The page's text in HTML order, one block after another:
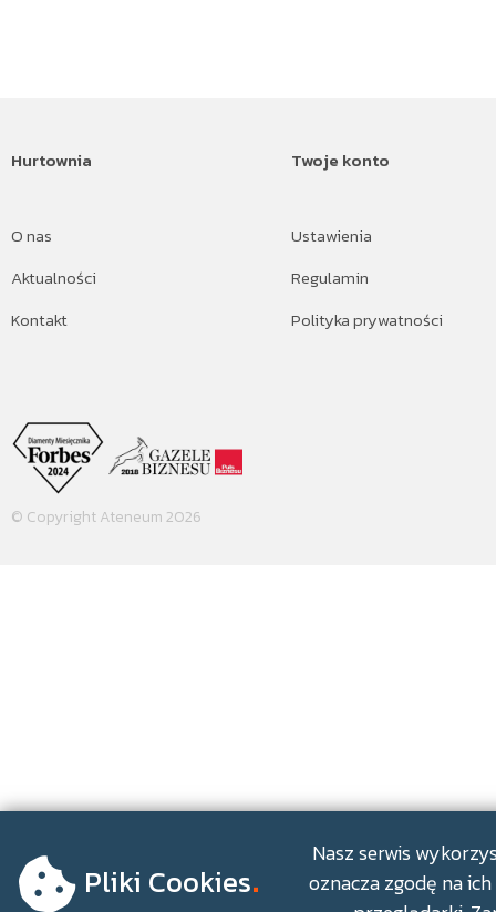
Hurtownia
O nas
Aktualności
Kontakt
Twoje konto
Ustawienia
Regulamin
Polityka prywatności
© Copyright Ateneum 2026
Pliki Cookies.
Nasz serwis
oznacza zgodę na